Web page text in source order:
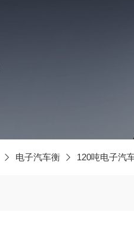
电子汽车衡 120吨电子汽